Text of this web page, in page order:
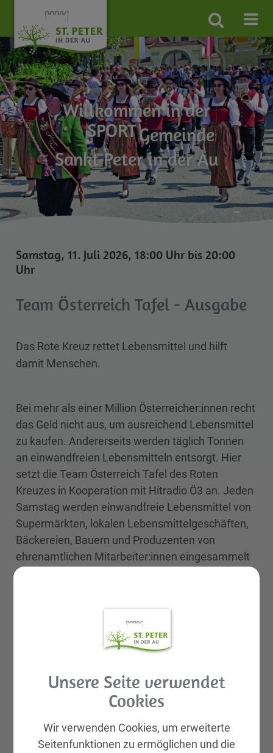
Site
search
toggle
Willkommen in der
WANDER
FREIZEIT
SPORT
FAMILIEN
UMWELT
Gemeinde
Sankt Peter in der Au
Samstag, 11. Juli 2026, 18:00 Uhr bis 20:00
Uhr
Team Österreich Tafel - Ausgabe
Das Rote Kreuz rettet Lebensmittel und hilft
damit Menschen.
Bei mehr als einer Million Österreicher:innen recht
das Geld nicht aus, um ausreichend Lebensmittel
zu kaufen. Andererseits werden täglich Tonnen
an einwandfreien Lebensmitteln entsorgt. Hier
setzt die Team Österreich Tafel des Roten
Kreuzes in Kooperation mit Hitradio Ö3 an. Jeden
Samstag werden einwandfreie Lebensmittel von
Supermärkten, lokalen Lebensmittelgeschäften,
Bäckereien, Bauern und Produzenten von
ehrenamtlichen Mitarbeiter:innen eingesammelt
und kostenlos zur Verfügung gestellt. Die
Kreuz-Bezirksstelle St. Peter/Au. Alle Infos zur
Team Österreich Tafel erhalten Sie unter 059 144
Veranstaltungsort
Bezirksstelle Rotes Kreuz St. Peter/Au
Burgholz 1
3352 St. Peter/Au
Unsere Seite verwendet
Cookies
Wir verwenden Cookies, um erweiterte
Seitenfunktionen zu ermöglichen und die